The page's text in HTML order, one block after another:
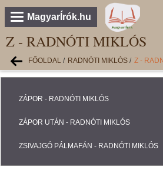
MagyarÍrók.hu
Z - RADNÓTI MIKLÓS
FŐOLDAL / RADNÓTI MIKLÓS / Z -
ZÁPOR - RADNÓTI MIKLÓS
ZÁPOR UTÁN - RADNÓTI MIKLÓS
ZSIVAJGÓ PÁLMAFÁN - RADNÓTI MIKLÓS